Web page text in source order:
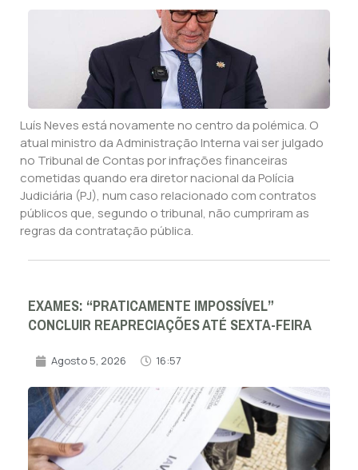
Luís Neves está novamente no centro da polémica. O
atual ministro da Administração Interna vai ser julgado
no Tribunal de Contas por infrações financeiras
cometidas quando era diretor nacional da Polícia
Judiciária (PJ), num caso relacionado com contratos
públicos que, segundo o tribunal, não cumpriram as
regras da contratação pública.
EXAMES: “PRATICAMENTE IMPOSSÍVEL”
CONCLUIR REAPRECIAÇÕES ATÉ SEXTA-FEIRA
Agosto 5, 2026 16:57